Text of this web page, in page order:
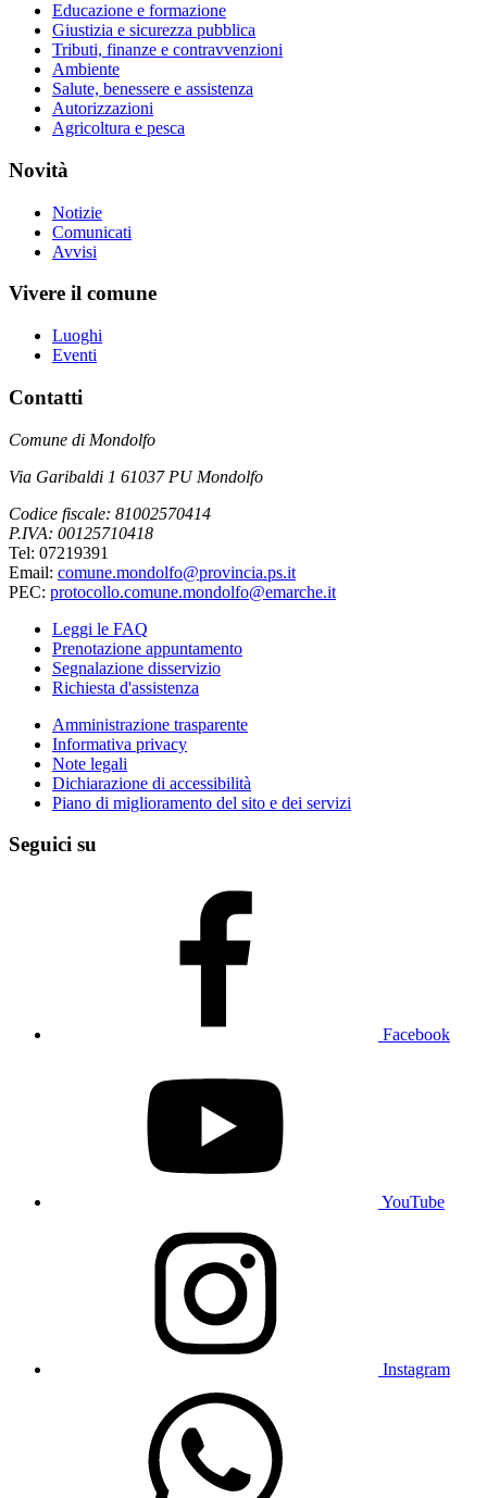
Educazione e formazione
Giustizia e sicurezza pubblica
Tributi, finanze e contravvenzioni
Ambiente
Salute, benessere e assistenza
Autorizzazioni
Agricoltura e pesca
Novità
Notizie
Comunicati
Avvisi
Vivere il comune
Luoghi
Eventi
Contatti
Comune di Mondolfo
Via Garibaldi 1 61037 PU Mondolfo
Codice fiscale: 81002570414
P.IVA: 00125710418
Tel: 07219391
Email: comune.mondolfo@provincia.ps.it
PEC: protocollo.comune.mondolfo@emarche.it
Leggi le FAQ
Prenotazione appuntamento
Segnalazione disservizio
Richiesta d'assistenza
Amministrazione trasparente
Informativa privacy
Note legali
Dichiarazione di accessibilità
Piano di miglioramento del sito e dei servizi
Seguici su
Facebook
YouTube
Instagram